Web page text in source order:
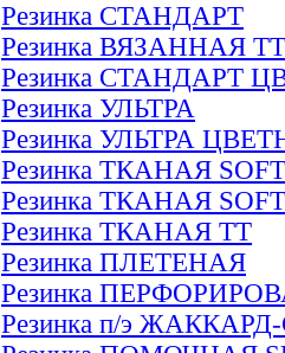
Резинка СТАНДАРТ
Резинка ВЯЗАННАЯ ТТ
Резинка СТАНДАРТ
Резинка УЛЬТРА
Резинка УЛЬТРА
Резинка ТКАНАЯ SOFT
Резинка ТКАНАЯ
Резинка ТКАНАЯ ТТ
Резинка ПЛЕТЕНАЯ
Резинка
Резинка п/э